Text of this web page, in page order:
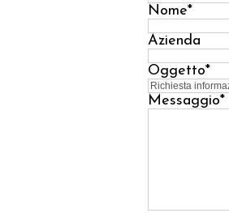
Nome*
Azienda
Oggetto*
Messaggio*